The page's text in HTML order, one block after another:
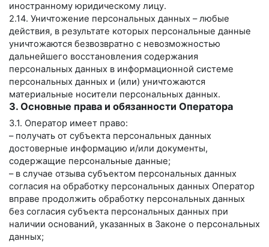
иностранному юридическому лицу.
2.14. Уничтожение персональных данных – любые
действия, в результате которых персональные данные
уничтожаются безвозвратно с невозможностью
дальнейшего восстановления содержания
персональных данных в информационной системе
персональных данных и (или) уничтожаются
материальные носители персональных данных.
3. Основные права и обязанности Оператора
3.1. Оператор имеет право:
– получать от субъекта персональных данных
достоверные информацию и/или документы,
содержащие персональные данные;
– в случае отзыва субъектом персональных данных
согласия на обработку персональных данных Оператор
вправе продолжить обработку персональных данных
без согласия субъекта персональных данных при
наличии оснований, указанных в Законе о персональных
данных;